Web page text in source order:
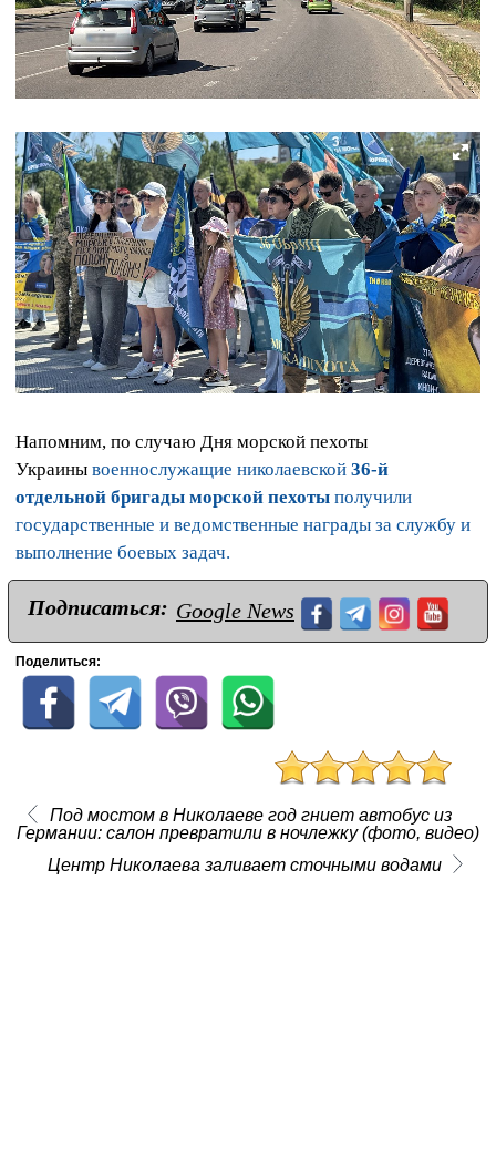
Напомним, по случаю Дня морской пехоты
Украины военнослужащие николаевской 36-й
отдельной бригады морской пехоты получили
государственные и ведомственные награды за службу и
выполнение боевых задач.
Подписаться: Google News
Поделиться:
Под мостом в Николаеве год гниет автобус из
Германии: салон превратили в ночлежку (фото, видео)
Центр Николаева заливает сточными водами